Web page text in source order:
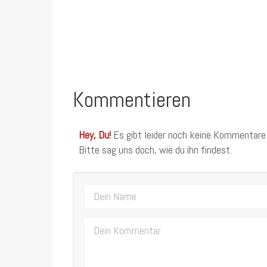
Kommentieren
Hey, Du! Es gibt leider noch keine
Bitte sag uns doch, wie du ihn findest.